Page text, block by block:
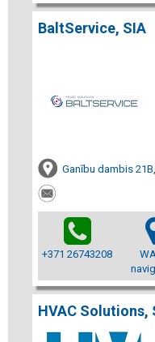
BaltService, SIA
Ganību dambis
+371 26743208
HVAC Solutions,